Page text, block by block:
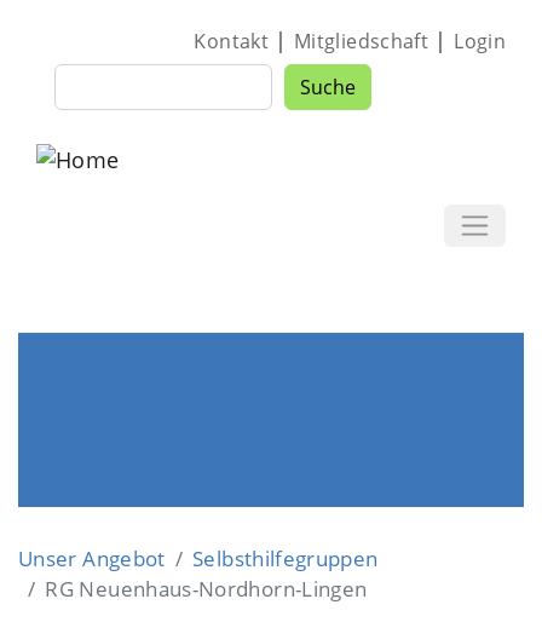
Suche Suche
Kontakt| Mitgliedschaft | Login
Unser Angebot
Selbsthilfegruppen
RG Neuenhaus-Nordhorn-Lingen